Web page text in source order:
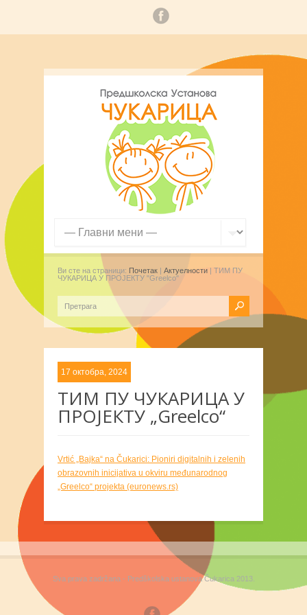
Ви сте на страници: Почетак | Актуелности | ТИМ ПУ
ЧУКАРИЦА У ПРОЈЕКТУ "Greelco"
17 октобра, 2024
ТИМ ПУ ЧУКАРИЦА У
ПРОЈЕКТУ „Greelco“
Vrtić „Bajka“ na Čukarici: Pioniri digitalnih i zelenih
obrazovnih inicijativa u okviru međunarodnog
„Greelco“ projekta (euronews.rs)
Sva prava zadržana - Predškolska ustanova Čukarica 2013.